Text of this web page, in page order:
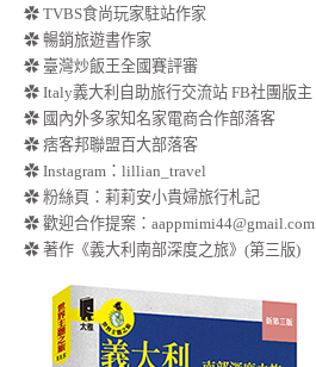
✿ TVBS食尚玩家駐站作家
✿ 暢銷旅遊書作家
✿ 臺灣炒飯王全國賽評審
✿ Italy義大利自助旅行交流站 FB社團版主
✿ 國內外多家知名家電商合作部落客
✿ 痞客邦聯盟百大部落客
✿ Instagram：lillian_travel
✿ 粉絲頁：莉莉安小貴婦旅行札記
✿ 歡迎合作提案： aappmimi44@gmail.com
✿ 著作《義大利南部深度之旅》(第三版)